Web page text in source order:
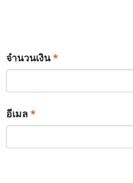
จำนวนเงิน*
อีเมล *